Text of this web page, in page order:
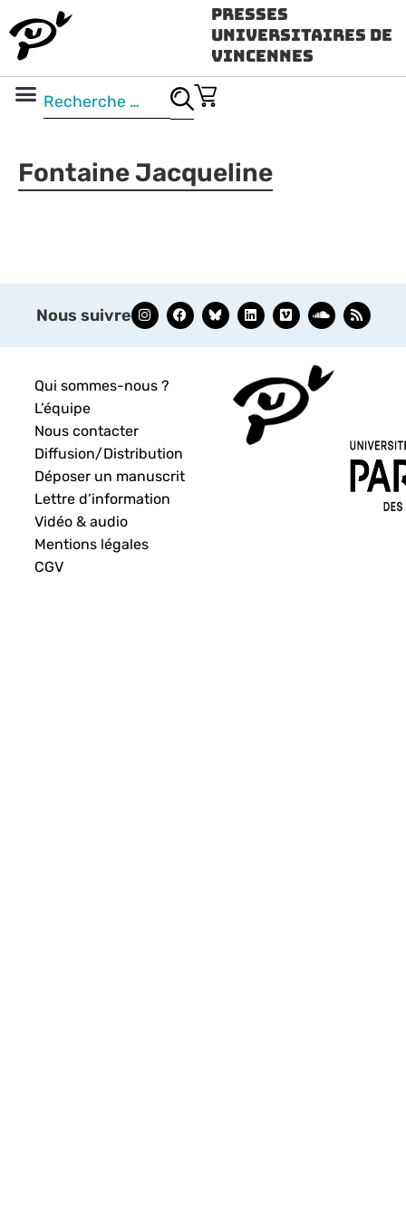
Presses
Universitaires de
Vincennes
Fontaine Jacqueline
Nous suivre
Qui sommes-nous ?
L’équipe
Nous contacter
Diffusion/Distribution
Déposer un manuscrit
Lettre d’information
Vidéo & audio
Mentions légales
CGV